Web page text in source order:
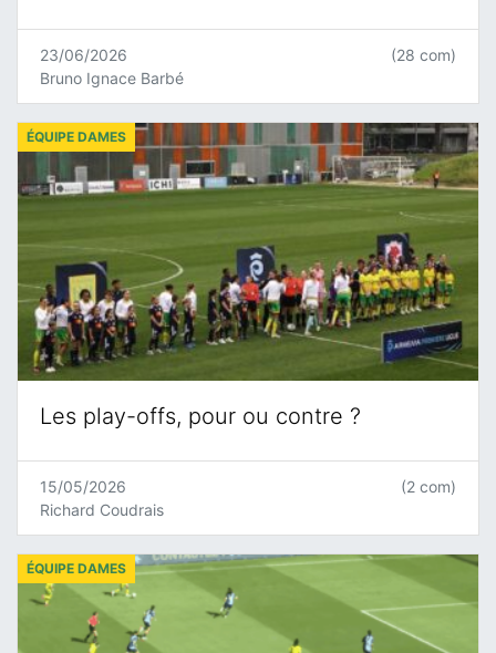
23/06/2026
Bruno Ignace Barbé
(28 com)
Les play-offs, pour ou contre ?
ÉQUIPE DAMES
15/05/2026
Richard Coudrais
(2 com)
ÉQUIPE DAMES